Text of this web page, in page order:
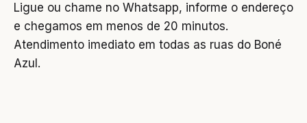
Ligue ou chame no Whatsapp, informe o endereço
e chegamos em menos de 20 minutos.
Atendimento imediato em todas as ruas do Boné
Azul.